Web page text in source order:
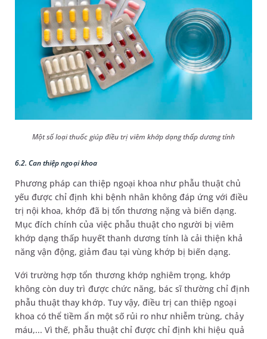
Một số loại thuốc giúp điều trị viêm khớp dạng thấp dương tính
6.2. Can thiệp ngoại khoa
Phương pháp can thiệp ngoại khoa như phẫu thuật chủ
yếu được chỉ định khi bệnh nhân không đáp ứng với điều
trị nội khoa, khớp đã bị tổn thương nặng và biến dạng.
Mục đích chính của việc phẫu thuật cho người bị viêm
khớp dạng thấp huyết thanh dương tính là cải thiện khả
năng vận động, giảm đau tại vùng khớp bị biến dạng.
Với trường hợp tổn thương khớp nghiêm trọng, khớp
không còn duy trì được chức năng, bác sĩ thường chỉ định
phẫu thuật thay khớp. Tuy vậy, điều trị can thiệp ngoại
khoa có thể tiềm ẩn một số rủi ro như nhiễm trùng, chảy
máu,... Vì thế, phẫu thuật chỉ được chỉ định khi hiệu quả